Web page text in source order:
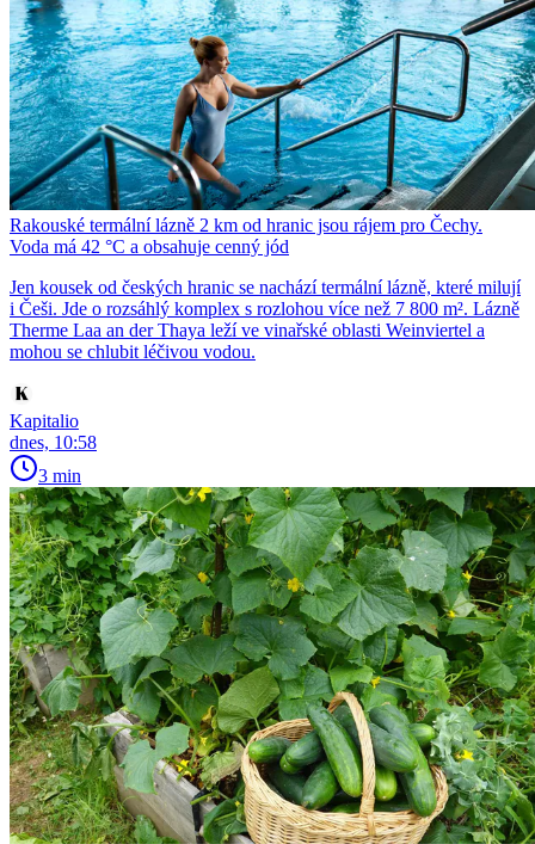
Rakouské termální lázně 2 km od hranic jsou rájem pro Čechy.
Voda má 42 °C a obsahuje cenný jód
Jen kousek od českých hranic se nachází termální lázně, které milují
i Češi. Jde o rozsáhlý komplex s rozlohou více než 7 800 m². Lázně
Therme Laa an der Thaya leží ve vinařské oblasti Weinviertel a
mohou se chlubit léčivou vodou.
Kapitalio
dnes, 10:58
3 min